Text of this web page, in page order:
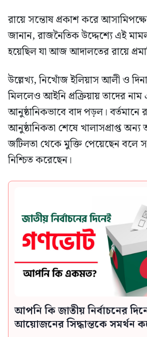
রায়ে সন্তোষ প্রকাশ করে
জানান, রাজনৈতিক উদ্দেশ্যে এই
হয়েছিল যা আজ আদালতের রায়ে
উল্লেখ্য, নিখোঁজ ইলিয়াস আলী ও
মিললেও আইনি প্রক্রিয়ায় তাদের
আনুষ্ঠানিকভাবে বাদ পড়ল। বর্তমানে
আনুষ্ঠানিকতা শেষে খালাসপ্রাপ্ত
জটিলতা থেকে মুক্তি পেয়েছেন বলে
নিশ্চিত করেছেন।
আপনি কি জাতীয় নির্বাচনের
আয়োজনের সিদ্ধান্তকে সমর্থন